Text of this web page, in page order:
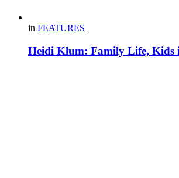
in FEATURES
Heidi Klum: Family Life, Kids